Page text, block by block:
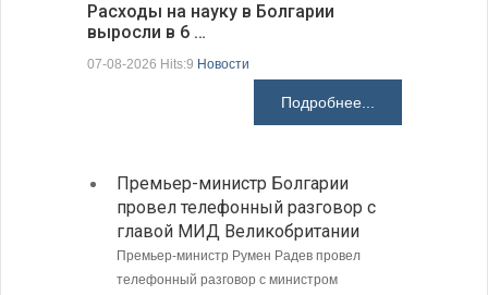
Расходы на науку в Болгарии
выросли в 6 …
07-08-2026 Hits:9 Новости
Подробнее...
Премьер-министр Болгарии
провел телефонный разговор с
главой МИД Великобритании
Премьер-министр Румен Радев провел
телефонный разговор с министром